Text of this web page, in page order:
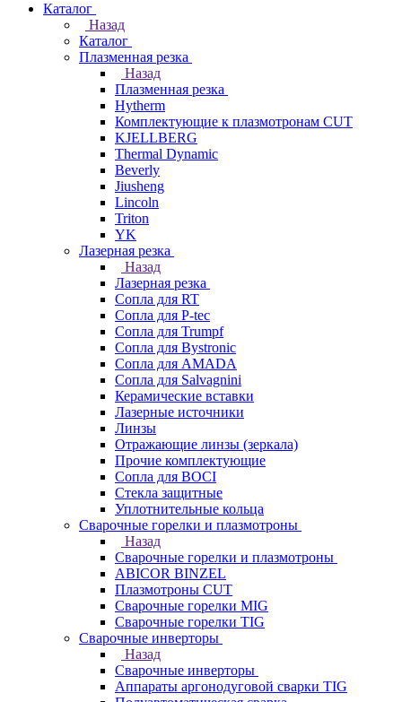
Каталог
Назад
Каталог
Плазменная резка
Назад
Плазменная резка
Hytherm
Комплектующие к плазмотронам CUT
KJELLBERG
Thermal Dynamic
Beverly
Jiusheng
Lincoln
Triton
YK
Лазерная резка
Назад
Лазерная резка
Сопла для RT
Сопла для P-tec
Сопла для Trumpf
Сопла для Bystronic
Сопла для AMADA
Сопла для Salvagnini
Керамические вставки
Лазерные источники
Линзы
Отражающие линзы (зеркала)
Прочие комплектующие
Сопла для BOCI
Стекла защитные
Уплотнительные кольца
Сварочные горелки и плазмотроны
Назад
Сварочные горелки и плазмотроны
ABICOR BINZEL
Плазмотроны CUT
Сварочные горелки MIG
Сварочные горелки TIG
Сварочные инверторы
Назад
Сварочные инверторы
Аппараты аргонодуговой сварки TIG